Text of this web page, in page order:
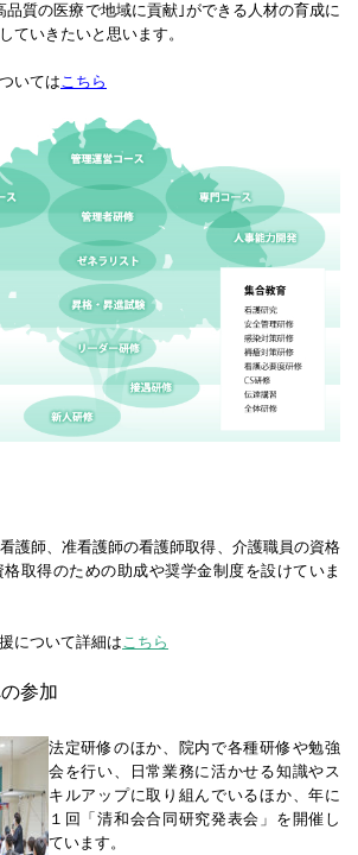
品質の医療で地域に貢献｣ができる人材の育成に
ていきたいと思います。
いてはこちら
護師、准看護師の看護師取得、介護職員の資格
取得のための助成や奨学金制度を設けていま
について詳細は こちら
参加
法定研修のほか、院内で各種研修や勉強
会を行い、日常業務に活かせる知識やス
キルアップに取り組んでいるほか、年に
１回「清和会合同研究発表会」を開催し
ています。